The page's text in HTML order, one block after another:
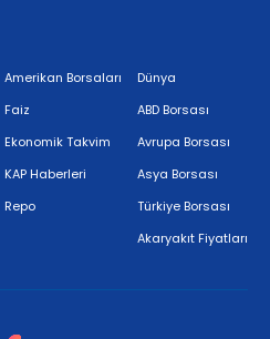
Amerikan Borsaları
Faiz
Ekonomik Takvim
KAP Haberleri
Repo
Dünya
ABD Borsası
Avrupa Borsası
Asya Borsası
Türkiye Borsası
Akaryakıt Fiyatları